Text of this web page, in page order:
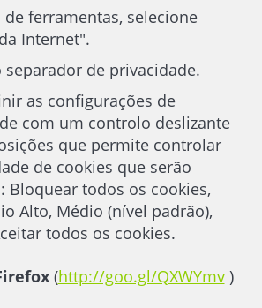
ferramentas, selecione
Internet".
separador de privacidade.
as configurações de
com um controlo deslizante
que permite controlar
de cookies que serão
Bloquear todos os cookies,
Alto, Médio (nível padrão),
todos os cookies.
(http://goo.gl/QXWYmv)